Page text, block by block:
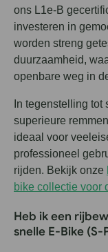
ons L1e-B
investeren in
worden streng
duurzaamheid,
openbare weg in
In tegenstelling
superieure
ideaal voor
professioneel
rijden. Bekijk onze
bike collectie voor
Heb ik een
snelle E-Bike (S-